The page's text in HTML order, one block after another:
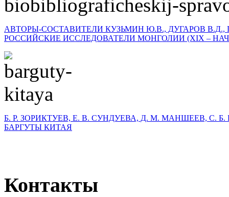
АВТОРЫ-СОСТАВИТЕЛИ КУЗЬМИН Ю.В., ДУГАРОВ
РОССИЙСКИЕ ИССЛЕДОВАТЕЛИ МОНГОЛИИ (XIX –
Б. Р. ЗОРИКТУЕВ, Е. В. СУНДУЕВА, Д. М. МАНШЕЕВ, С.
БАРГУТЫ КИТАЯ
Контакты